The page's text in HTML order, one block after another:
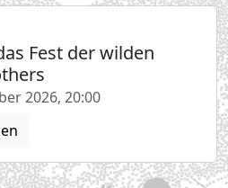
Fest der wilden
2026, 20:00